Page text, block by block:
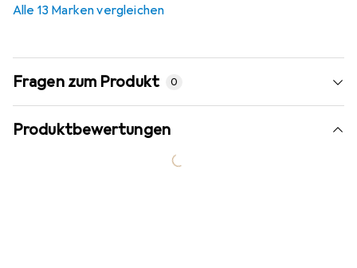
Alle 13 Marken vergleichen
Fragen zum Produkt 0
Produktbewertungen